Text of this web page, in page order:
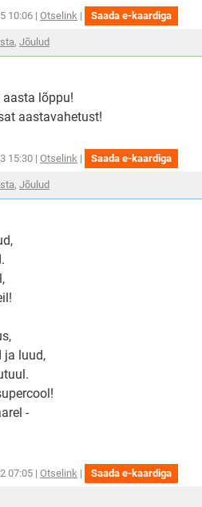
10:06 | Otselink Üks
soov
| Saada e-kaardigaÜks
soov
kategooria
luuletused
, Jõuludkategooria
luuletused
aasta lõppu!
aastavahetust!
15:30 | Otselink Kauneid
jõule!
| Saada e-kaardiga
jõule!
aasta
kategooria
luuletused
, Jõuludkategooria
luuletused
ja luud,
-
07:05 | Otselink Jõulukuul
kui
| Saada e-kaardiga
kui